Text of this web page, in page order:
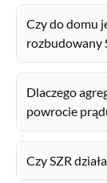
Czy do domu
rozbudowany
Dlaczego
powrocie
Czy SZR